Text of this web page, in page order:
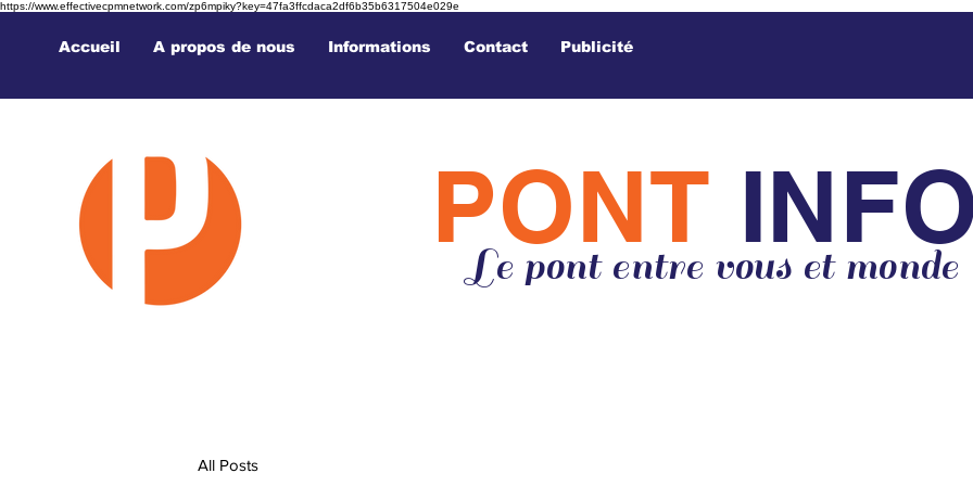
https://www.effectivecpmnetwork.com/zp6mpiky?key=47fa3ffcdaca2df6b35b6317504e029e
Accueil A propos de nous Informations Contact Publicité
PONT
Le pont entre vous et monde
All Posts